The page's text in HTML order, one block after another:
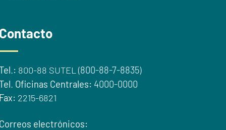
.: 800-88 SUTEL (800-88-7-8835)
. Oficinas Centrales: 4000-0000
2215-6821
electrónicos: